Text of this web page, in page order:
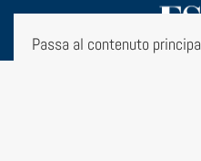
Passa al contenuto